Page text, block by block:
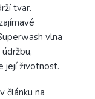
tvar.
vlna
její životnost.
článku na